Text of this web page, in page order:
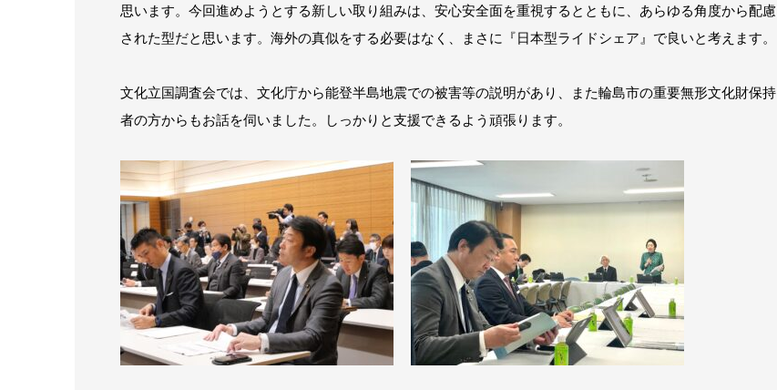
思います。今回進めようとする新しい取り組みは、安心安全面を重視するとともに、あらゆる角度から配慮
された型だと思います。海外の真似をする必要はなく、まさに『日本型ライドシェア』で良いと考えます。
文化立国調査会では、文化庁から能登半島地震での被害等の説明があり、また輪島市の重要無形文化財保持
者の方からもお話を伺いました。しっかりと支援できるよう頑張ります。